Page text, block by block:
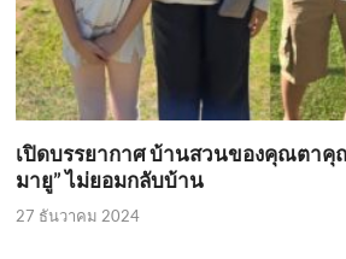
เปิดบรรยากาศ บ้านสวนของคุณตาคุ
มายู” ไม่ยอมกลับบ้าน
27 ธันวาคม 2024